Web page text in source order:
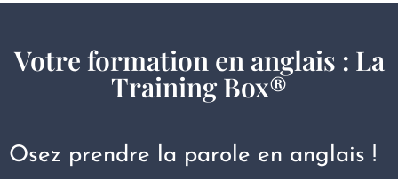
Votre formation en anglais : La
Training Box®
Osez prendre la parole en anglais !